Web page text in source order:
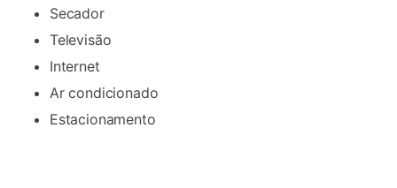
Secador
Televisão
Internet
Ar condicionado
Estacionamento